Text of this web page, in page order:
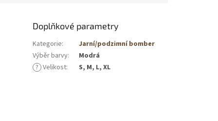
Doplňkové parametry
Kategorie:
Jarní/podzimní bomber
Výběr barvy:
Modrá
? Velikost: S, M, L, XL